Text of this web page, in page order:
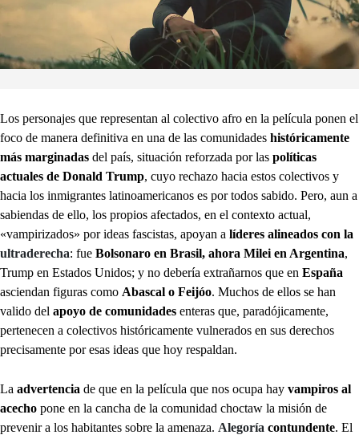
Los personajes que representan al colectivo afro en la película ponen el
foco de manera definitiva en una de las comunidades históricamente
más marginadas del país, situación reforzada por las políticas
actuales de Donald Trump, cuyo rechazo hacia estos colectivos y
hacia los inmigrantes latinoamericanos es por todos sabido. Pero, aun a
sabiendas de ello, los propios afectados, en el contexto actual,
«vampirizados» por ideas fascistas, apoyan a líderes alineados con la
ultraderecha: fue Bolsonaro en Brasil, ahora Milei en Argentina,
Trump en Estados Unidos; y no debería extrañarnos que en España
asciendan figuras como Abascal o Feijóo. Muchos de ellos se han
valido del apoyo de comunidades enteras que, paradójicamente,
pertenecen a colectivos históricamente vulnerados en sus derechos
precisamente por esas ideas que hoy respaldan.
La advertencia de que en la película que nos ocupa hay vampiros al
acecho pone en la cancha de la comunidad choctaw la misión de
prevenir a los habitantes sobre la amenaza. Alegoría contundente. El